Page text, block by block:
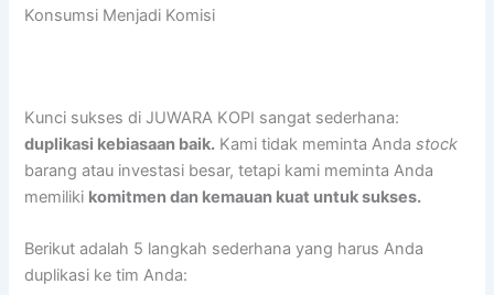
Konsumsi Menjadi Komisi
Kunci sukses di JUWARA KOPI sangat sederhana:
duplikasi kebiasaan baik. Kami tidak meminta Andastock
barang atau investasi besar, tetapi kami meminta Anda
memiliki komitmen dan kemauan kuat untuk sukses.
Berikut adalah 5 langkah sederhana yang harus Anda
duplikasi ke tim Anda: